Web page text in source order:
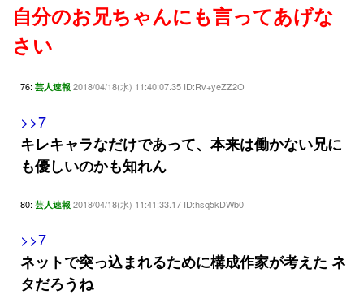
自分のお兄ちゃんにも言ってあげな
さい
76: 芸人速報 2018/04/18(水) 11:40:07.35 ID:Rv+yeZZ2O
>>7
キレキャラなだけであって、本来は働かない兄に
も優しいのかも知れん
80: 芸人速報 2018/04/18(水) 11:41:33.17 ID:hsq5kDWb0
>>7
ネットで突っ込まれるために構成作家が考えた ネ
タだろうね